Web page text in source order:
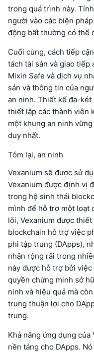
trong quá trình này.
người vào các biện
động bất thường có thể
Cuối cùng, cách tiếp
tách tài sản và giao tiếp
Mixin Safe và dịch vụ
sản và thông tin của
an ninh. Thiết kế đa-két
thiết lập các thành viên
một khung an ninh
duy nhất.
Tóm lại, an ninh
Vexanium sẽ được sử
Vexanium được định vị
trong hệ sinh thái
mình để hỗ trợ một loạt
lõi, Vexanium được
blockchain hỗ trợ việc
phi tập trung (DApps),
nhận rộng rãi trong
này được hỗ trợ bởi
quyền chứng minh sở
ninh và hiệu quả mà
trung thuận lợi cho
trung.
Khả năng ứng dụng
nền tảng cho DApps.